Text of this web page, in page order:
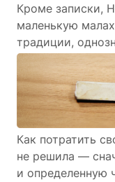
Кроме записки,
маленькую
традиции,
Как потратить
не решила —
и определенную